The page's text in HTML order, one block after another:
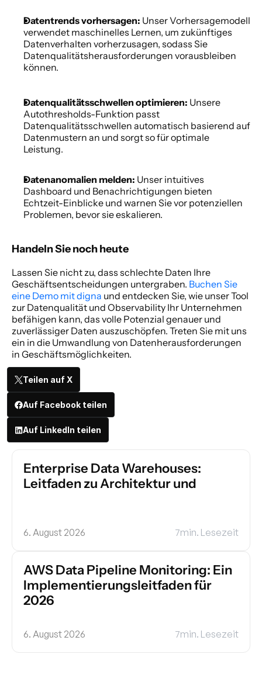
Datentrends vorhersagen: Unser Vorhersagemodell
verwendet maschinelles Lernen, um zukünftiges
Datenverhalten vorherzusagen, sodass Sie
Datenqualitätsherausforderungen vorausbleiben
können.
Datenqualitätsschwellen optimieren: Unsere
Autothresholds-Funktion passt
Datenqualitätsschwellen automatisch basierend auf
Datenmustern an und sorgt so für optimale
Leistung.
Datenanomalien melden: Unser intuitives
Dashboard und Benachrichtigungen bieten
Echtzeit-Einblicke und warnen Sie vor potenziellen
Problemen, bevor sie eskalieren.
Handeln Sie noch heute
Lassen Sie nicht zu, dass schlechte Daten Ihre
Geschäftsentscheidungen untergraben. Buchen Sie
eine Demo mit digna und entdecken Sie, wie unser Tool
zur Datenqualität und Observability Ihr Unternehmen
befähigen kann, das volle Potenzial genauer und
zuverlässiger Daten auszuschöpfen. Treten Sie mit uns
ein in die Umwandlung von Datenherausforderungen
in Geschäftsmöglichkeiten.
Teilen auf X
Auf Facebook teilen
Auf LinkedIn teilen
Enterprise Data Warehouses:
Leitfaden zu Architektur und
6. August 2026 7min. Lesezeit
AWS Data Pipeline Monitoring: Ein
Implementierungsleitfaden für
2026
6. August 2026 7min. Lesezeit